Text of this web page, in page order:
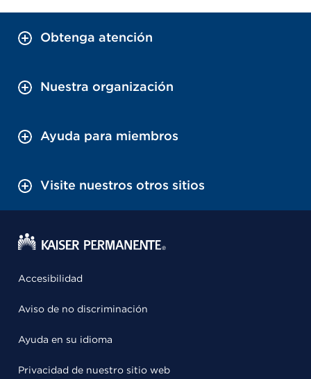
Obtenga atención
Nuestra organización
Ayuda para miembros
Visite nuestros otros sitios
Accesibilidad
Aviso de no discriminación
Ayuda en su idioma
Privacidad de nuestro sitio web